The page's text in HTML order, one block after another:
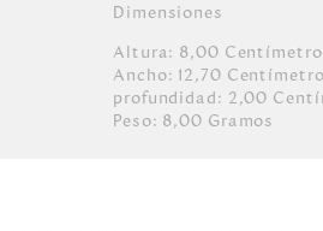
Dimensiones
Altura: 8,00 Centímetro
Ancho: 12,70 Centímetro
profundidad: 2,00
Peso: 8,00 Gramos